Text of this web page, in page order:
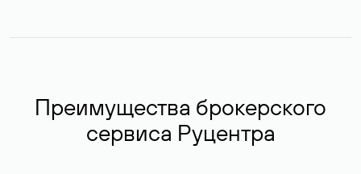
Преимущества брокерского
сервиса Руцентра